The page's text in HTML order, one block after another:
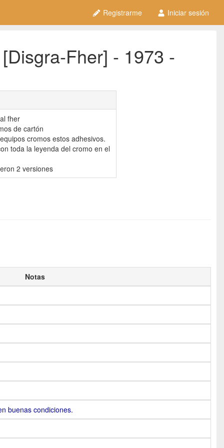
Registrarme Iniciar sesión
Fher] - 1973 -
fher
de cartón
cromos estos adhesivos.
toda la leyenda del cromo en el
2 versiones
Notas
buenas condiciones.